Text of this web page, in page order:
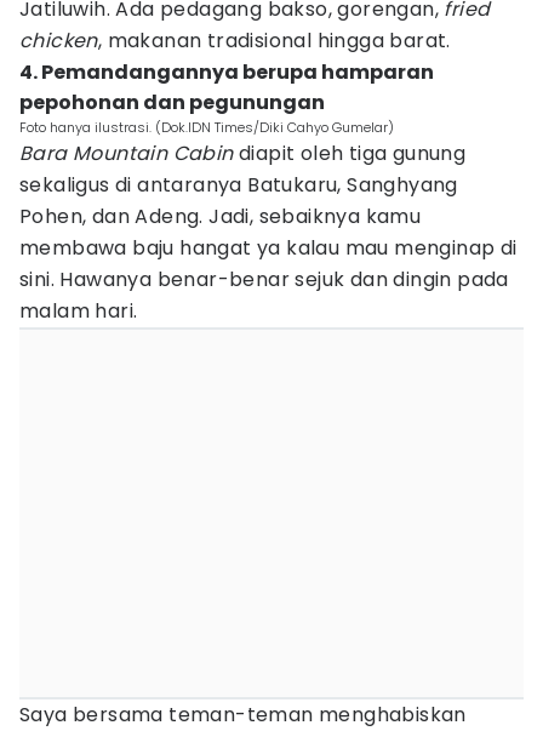
Jatiluwih. Ada pedagang bakso, gorengan, fried
chicken, makanan tradisional hingga barat.
4. Pemandangannya berupa hamparan
pepohonan dan pegunungan
Foto hanya ilustrasi. (Dok.IDN Times/Diki Cahyo Gumelar)
Bara Mountain Cabindiapit oleh tiga gunung
sekaligus di antaranya Batukaru, Sanghyang
Pohen, dan Adeng. Jadi, sebaiknya kamu
membawa baju hangat ya kalau mau menginap di
sini. Hawanya benar-benar sejuk dan dingin pada
malam hari.
Saya bersama teman-teman menghabiskan